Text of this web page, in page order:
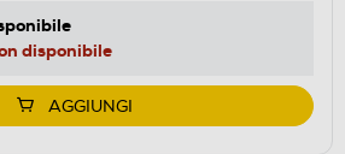
disponibile
AGGIUNGI